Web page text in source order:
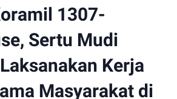
1307-
Sertu Mudi
Kerja
Masyarakat di